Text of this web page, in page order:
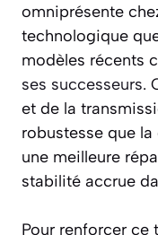
omniprésente
technologique
modèles récents
ses successeurs.
et de la
robustesse que
une meilleure
stabilité accrue
Pour renforcer ce